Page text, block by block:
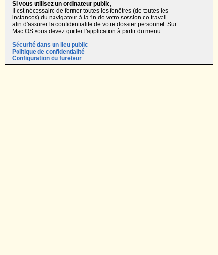
Si vous utilisez un ordinateur public,
Il est nécessaire de fermer toutes les fenêtres (de toutes les
instances) du navigateur à la fin de votre session de travail
afin d'assurer la confidentialité de votre dossier personnel. Sur
Mac OS vous devez quitter l'application à partir du menu.
Sécurité dans un lieu public
Politique de confidentialité
Configuration du fureteur